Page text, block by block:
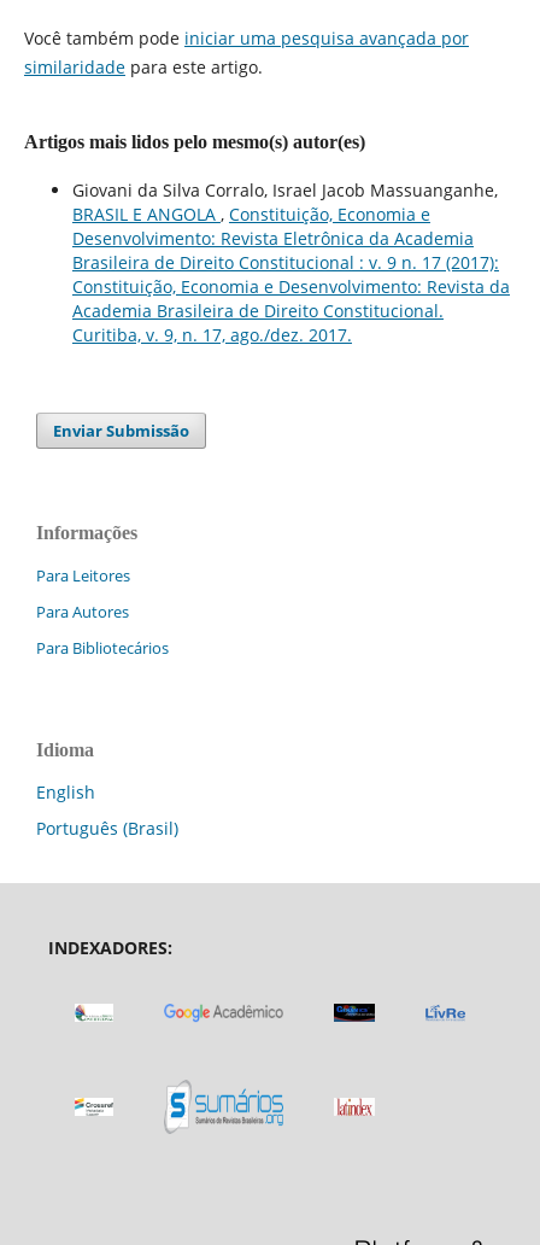
Você também pode iniciar uma pesquisa avançada por
similaridadepara este artigo.
Artigos mais lidos pelo mesmo(s) autor(es)
Giovani da Silva Corralo, Israel Jacob Massuanganhe,
BRASIL E ANGOLA , Constituição, Economia e
Desenvolvimento: Revista Eletrônica da Academia
Brasileira de Direito Constitucional : v. 9 n. 17 (2017):
Constituição, Economia e Desenvolvimento: Revista da
Academia Brasileira de Direito Constitucional.
Curitiba, v. 9, n. 17, ago./dez. 2017.
Enviar Submissão
Informações
Para Leitores
Para Autores
Para Bibliotecários
Idioma
English
Português (Brasil)
INDEXADORES: